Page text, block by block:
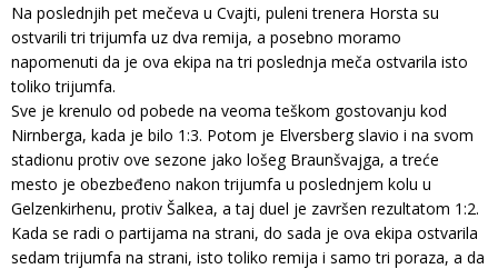
Na poslednjih pet mečeva u Cvajti, puleni trenera Horsta su
ostvarili tri trijumfa uz dva remija, a posebno moramo
napomenuti da je ova ekipa na tri poslednja meča ostvarila isto
toliko trijumfa.
Sve je krenulo od pobede na veoma teškom gostovanju kod
Nirnberga, kada je bilo 1:3. Potom je Elversberg slavio i na svom
stadionu protiv ove sezone jako lošeg Braunšvajga, a treće
mesto je obezbeđeno nakon trijumfa u poslednjem kolu u
Gelzenkirhenu, protiv Šalkea, a taj duel je završen rezultatom 1:2.
Kada se radi o partijama na strani, do sada je ova ekipa ostvarila
sedam trijumfa na strani, isto toliko remija i samo tri poraza, a da